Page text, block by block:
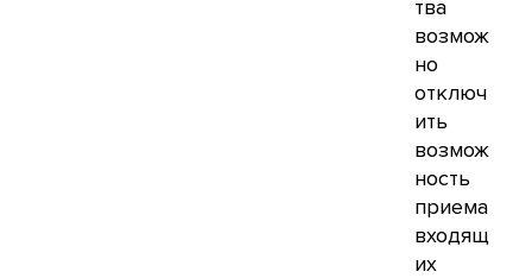
тва
возмож
но
отключ
ить
возмож
ность
приема
входящ
их